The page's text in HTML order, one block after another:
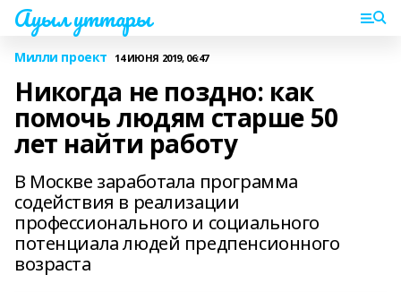
Ауыл уттары
Милли проект 14 ИЮНЯ 2019, 06:47
Никогда не поздно: как
помочь людям старше 50
лет найти работу
В Москве заработала программа
содействия в реализации
профессионального и социального
потенциала людей предпенсионного
возраста